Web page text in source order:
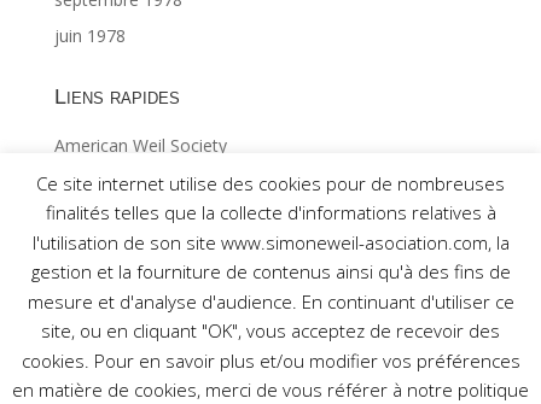
juin 1978
Liens rapides
American Weil Society
Index général ©Gabriël MAES 1/2
Index général ©Gabriël MAES 2/2
Réalisé par Association pour l'étude de la pensée de
Ce site internet utilise des cookies pour de nombreuses
finalités telles que la collecte d'informations relatives à
l'utilisation de son site www.simoneweil-asociation.com, la
gestion et la fourniture de contenus ainsi qu'à des fins de
mesure et d'analyse d'audience. En continuant d'utiliser ce
site, ou en cliquant "OK", vous acceptez de recevoir des
cookies. Pour en savoir plus et/ou modifier vos préférences
en matière de cookies, merci de vous référer à notre politique